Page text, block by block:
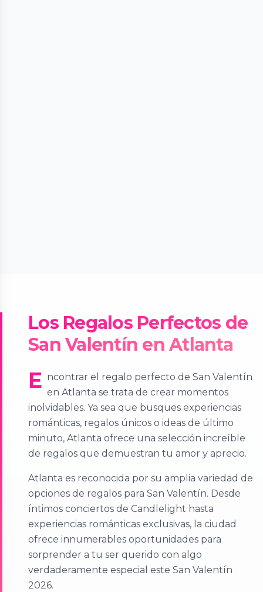
Los Regalos Perfectos de
San Valentín en Atlanta
E ncontrar el regalo perfecto de San Valentín
en Atlanta se trata de crear momentos
inolvidables. Ya sea que busques experiencias
románticas, regalos únicos o ideas de último
minuto, Atlanta ofrece una selección increíble
de regalos que demuestran tu amor y aprecio.
Atlanta es reconocida por su amplia variedad de
opciones de regalos para San Valentín. Desde
íntimos conciertos de Candlelight hasta
experiencias románticas exclusivas, la ciudad
ofrece innumerables oportunidades para
sorprender a tu ser querido con algo
verdaderamente especial este San Valentín
2026.